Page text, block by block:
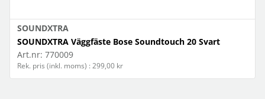
SOUNDXTRA
SOUNDXTRA Väggfäste Bose Soundtouch 20 Svart
Art.nr: 770009
Rek. pris (inkl. moms) : 299,00 kr